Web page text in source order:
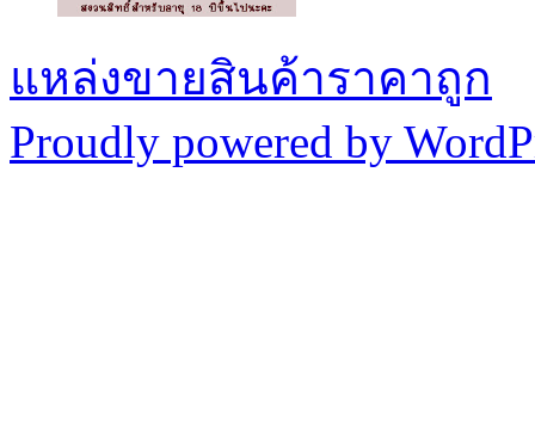
แหล่งขายสินค้าราคาถูก
Proudly powered by